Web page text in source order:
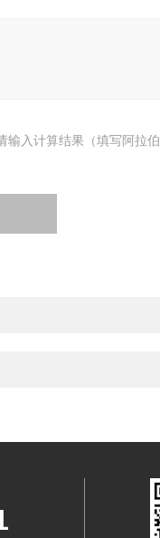
输入计算结果（填写阿拉